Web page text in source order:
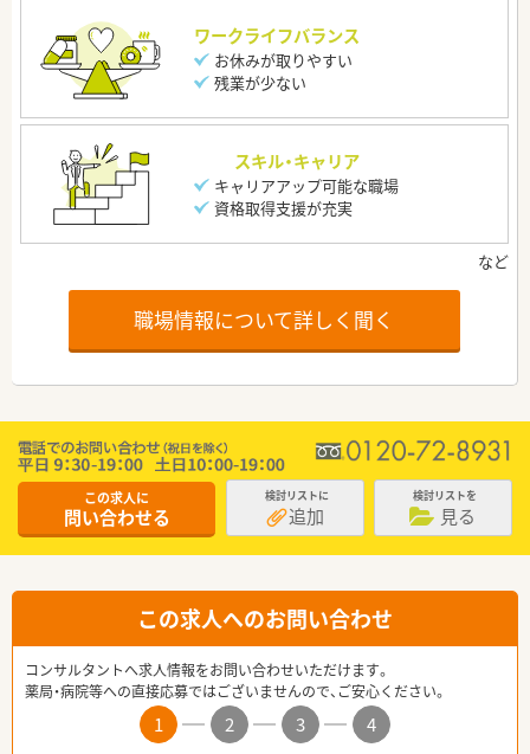
ワークライフバランス
お休みが取りやすい
残業が少ない
スキル・キャリア
キャリアアップ可能な職場
資格取得支援が充実
職場情報について詳しく聞く
この求人に
問い合わせる
検討リストに
追加
検討リストを
見る
この求人へのお問い合わせ
コンサルタントへ求人情報をお問い合わせいただけます。
薬局・病院等への直接応募ではございませんので、ご安心ください。
1 2 3
4